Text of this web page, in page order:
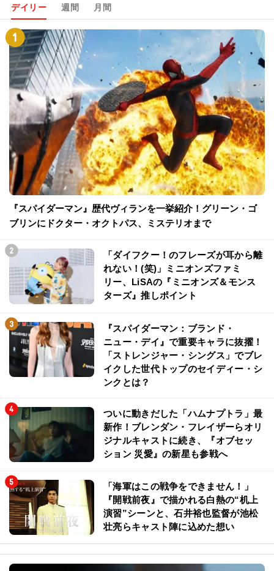
デイリー 週間 月間
『スパイダーマン』歴代ヴィランを一挙紹介！グリーン・ゴ
ブリンにドクター・オクトパス、ミステリオまで
「ダイフクー！のフレーズが耳から離
れない！(笑)」ミニオンズファミ
リー、LiSAの『ミニオンズ＆モンス
ターズ』推しポイント
『スパイダーマン：ブランド・
ニュー・デイ』で重要キャラに抜擢！
「ストレンジャー・シングス」でブレ
イクした世代トップのセイディー・シ
ンクとは？
ついに動きだした「ハムナプトラ」最
新作！ブレンダン・フレイザーらオリ
ジナルキャストに続き、『オブセッ
ション 災愛』の新星も参戦へ
「海軍はこの戦争をできません！」
『開戦前夜』で描かれる白熱の“机上
演習”シーンと、石井裕也監督が池松
壮亮らキャスト陣に込めた想い